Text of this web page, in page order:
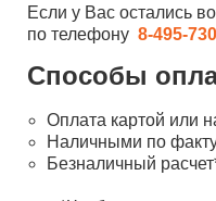
Если у Вас остались
по телефону 8-495-
Способы
Оплата картой или
Наличными по
Безналичный